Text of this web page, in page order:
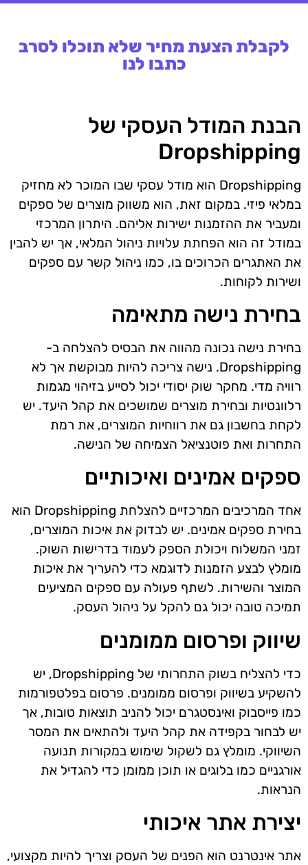
לקבלת הצעת מחיר שלא תוכלו לסרב
כתבו לנו
הבנת המודל העסקי של
Dropshipping
Dropshipping הוא מודל עסקי שבו המוכר לא מחזיק
במלאי פיזי. במקום זאת, הוא משווק מוצרים של ספקים
ומעביר את ההזמנות ישירות אליהם. היתרון המרכזי
במודל זה הוא הפחתת עלויות ניהול המלאי, אך יש להבין
את האתגרים הכרוכים בו, כמו ניהול קשר עם ספקים
ושירות לקוחות.
בחירת נישה מתאימה
בחירת נישה נכונה מהווה את הבסיס להצלחה ב-
Dropshipping. נישה צריכה להיות מבוקשת אך לא
רוויה מדי. מחקר שוק יסודי יכול לסייע בזיהוי מגמות
רלוונטיות ובחירת מוצרים שמושכים את קהל היעד. יש
לקחת בחשבון גם את רווחיות המוצרים, את רמת
התחרות ואת פוטנציאל הצמיחה של הנישה.
ספקים אמינים ואיכותיים
אחד המרכיבים המרכזיים להצלחת Dropshipping הוא
בחירת ספקים אמינים. יש לבדוק את איכות המוצרים,
זמני המשלוח ויכולת הספק לעמוד בדרישות השוק.
מומלץ לבצע הזמנות לדוגמא כדי להעריך את איכות
המוצר והשירות. לשתף פעולה עם ספקים המציעים
תמיכה טובה יכול גם להקל על ניהול העסק.
שיווק ופרסום ממומנים
כדי להצליח בשוק התחרותי של Dropshipping, יש
להשקיע בשיווק ופרסום ממומנים. פרסום בפלטפורמות
כמו פייסבוק ואינסטגרם יכול להניב תוצאות טובות, אך
יש לבחור בקפידה את קהל היעד ולהתאים את המסר
השיווקי. מומלץ גם לשקול שימוש במקורות תנועה
אורגניים כמו בלוגים או תוכן ממומן כדי להגדיל את
הנראות.
יצירת אתר איכותי
אתר אינטרנט הוא הפנים של העסק וצריך להיות מקצועי,